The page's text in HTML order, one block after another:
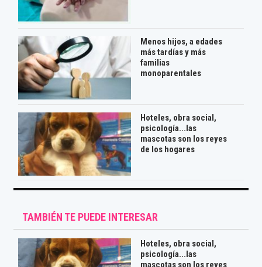
Menos hijos, a edades
más tardías y más
familias
monoparentales
Hoteles, obra social,
psicología...las
mascotas son los reyes
de los hogares
TAMBIÉN TE PUEDE INTERESAR
Hoteles, obra social,
psicología...las
mascotas son los reyes